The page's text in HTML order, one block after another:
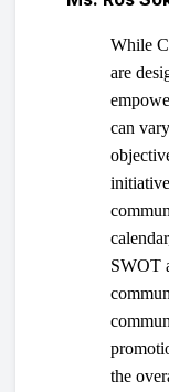
While
are
can
SWOT
the